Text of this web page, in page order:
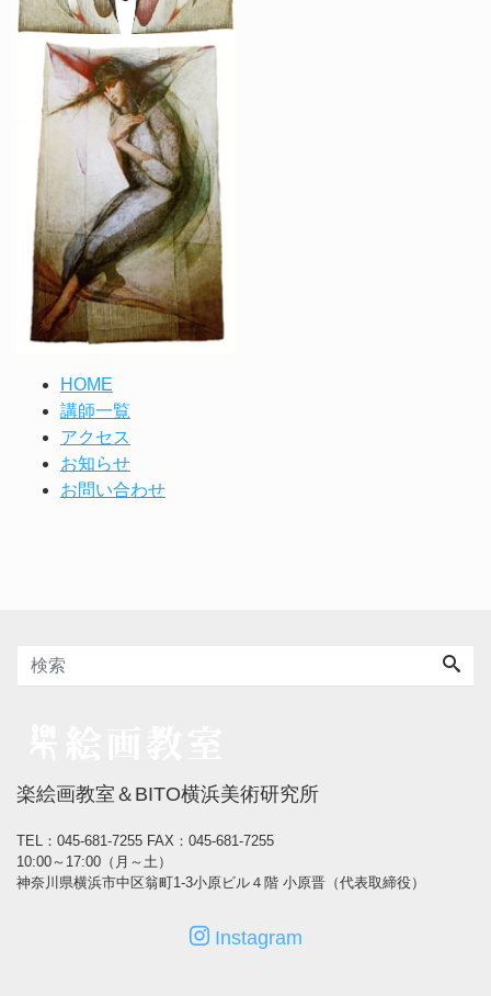
HOME
講師一覧
アクセス
お知らせ
お問い合わせ
楽絵画教室＆BITO横浜美術研究所
TEL：045-681-7255 FAX：045-681-7255
10:00～17:00（月～土）
神奈川県横浜市中区翁町1-3小原ビル４階 小原晋（代表取締役）
Instagram